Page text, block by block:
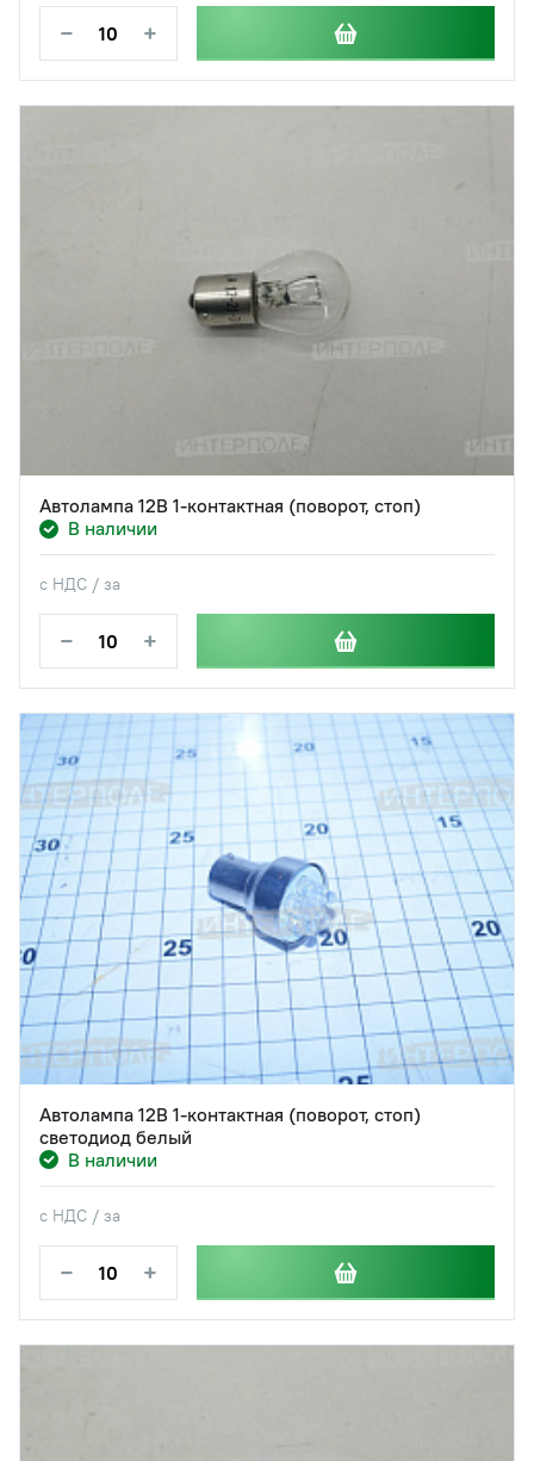
− +
Автолампа 12В 1-контактная (поворот, стоп)
В наличии
с НДС / за
− +
Автолампа 12В 1-контактная (поворот, стоп)
светодиод белый
В наличии
с НДС / за
− +